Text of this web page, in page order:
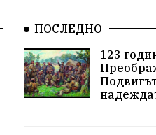
ПОСЛЕДНО
123